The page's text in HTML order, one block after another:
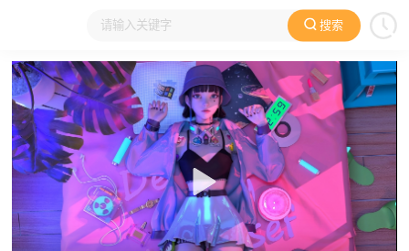
搜索
大家在看 日本动漫 国产动漫 欧美动漫 动漫电影